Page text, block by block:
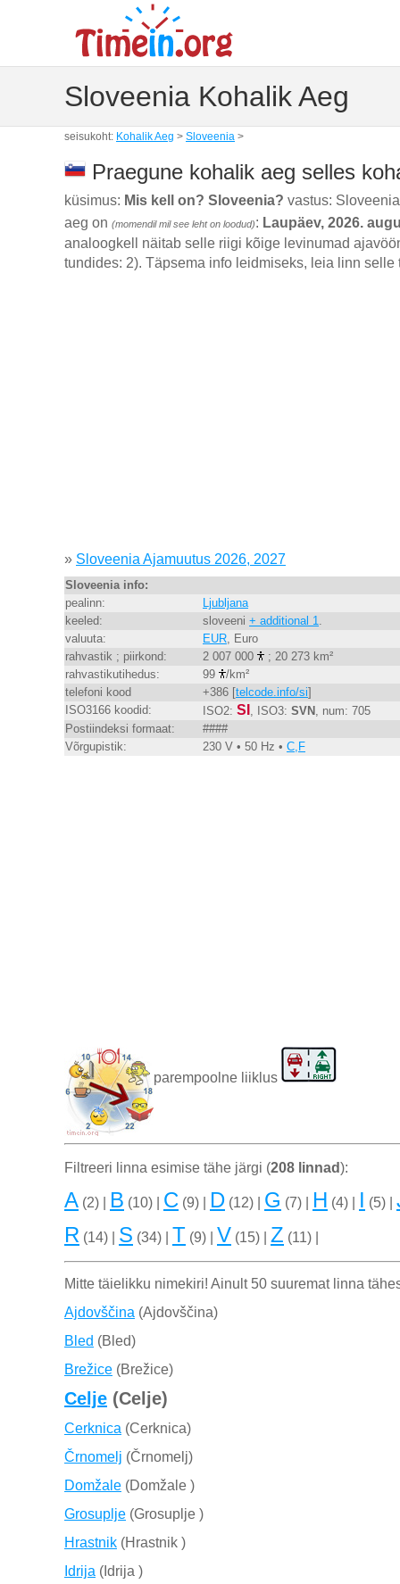
Sloveenia Kohalik Aeg
seisukoht: Kohalik Aeg > Sloveenia >
Praegune kohalik aeg selles
küsimus: Mis kell on? Sloveenia? vastus:
aeg on (momendil mil see leht on loodud): Laupäev, 2026.
analoogkell näitab selle riigi kõige levinumad
tundides: 2). Täpsema info leidmiseks, leia linn
» Sloveenia Ajamuutus 2026, 2027
Sloveenia info:
pealinn:
Ljubljana
keeled:
sloveeni + additional 1.
valuuta:
EUR, Euro
rahvastik ; piirkond:
2 007 000
; 20 273 km²
rahvastikutihedus:
99
/km²
telefoni kood
+386 [telcode.info/si]
ISO3166 koodid:
ISO2: SI , ISO3: SVN , num: 705
Postiindeksi formaat:
####
Võrgupistik:
230 V • 50 Hz • C,F
parempoolne liiklus
Filtreeri linna esimise tähe järgi (208 linnad):
A (2) | B (10) | C (9) | D (12) | G (7) | H (4) | I (5) |
R (14) | S (34) | T (9) | V (15) | Z (11) |
Mitte täielikku nimekiri! Ainult 50 suuremat linna
Ajdovščina (Ajdovščina)
Bled (Bled)
Brežice (Brežice)
Celje (Celje)
Cerknica (Cerknica)
Črnomelj (Črnomelj)
Domžale (Domžale )
Grosuplje (Grosuplje )
Hrastnik (Hrastnik )
Idrija (Idrija )